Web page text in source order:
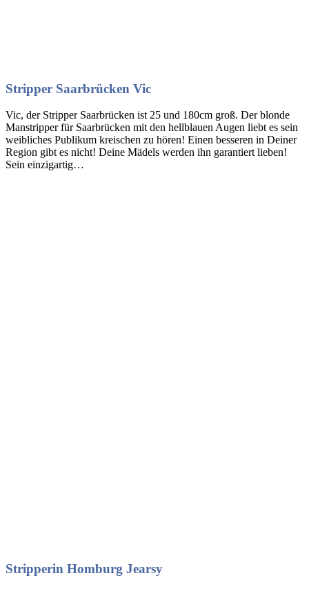
Stripper Saarbrücken Vic
Vic, der Stripper Saarbrücken ist 25 und 180cm groß. Der blonde
Manstripper für Saarbrücken mit den hellblauen Augen liebt es sein
weibliches Publikum kreischen zu hören! Einen besseren in Deiner
Region gibt es nicht! Deine Mädels werden ihn garantiert lieben!
Sein einzigartig…
Stripperin Homburg Jearsy